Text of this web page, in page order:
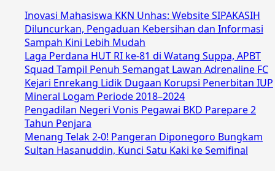
Inovasi Mahasiswa KKN Unhas: Website SIPAKASIH
Diluncurkan, Pengaduan Kebersihan dan Informasi
Sampah Kini Lebih Mudah
Laga Perdana HUT RI ke-81 di Watang Suppa, APBT
Squad Tampil Penuh Semangat Lawan Adrenaline FC
Kejari Enrekang Lidik Dugaan Korupsi Penerbitan IUP
Mineral Logam Periode 2018–2024
Pengadilan Negeri Vonis Pegawai BKD Parepare 2
Tahun Penjara
Menang Telak 2-0! Pangeran Diponegoro Bungkam
Sultan Hasanuddin, Kunci Satu Kaki ke Semifinal